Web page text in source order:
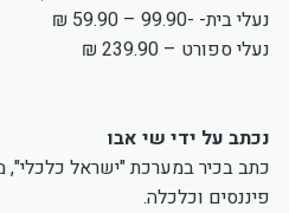
נעלי בית- -99.90 – 59.90 ₪
נעלי ספורט – 239.90 ₪
נכתב על ידי שי אבו
כתב בכיר במערכת "ישראל כלכלי",
פיננסים וכלכלה.